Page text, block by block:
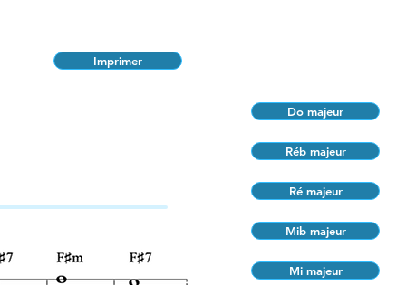
Imprimer
Do majeur
Réb majeur
Ré majeur
Mib majeur
Mi majeur